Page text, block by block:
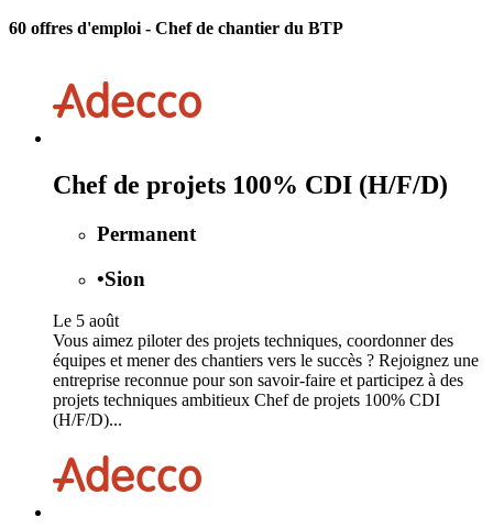
60 offres d'emploi - Chef de chantier du BTP
Chef de projets 100% CDI (H/F/D)
Permanent
•Sion
Le 5 août
Vous aimez piloter des projets techniques, coordonner des
équipes et mener des chantiers vers le succès ? Rejoignez une
entreprise reconnue pour son savoir-faire et participez à des
projets techniques ambitieux Chef de projets 100% CDI
(H/F/D)...